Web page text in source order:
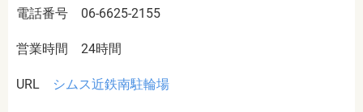
電話番号 06-6625-2155
営業時間 24時間
URL シムス近鉄南駐輪場